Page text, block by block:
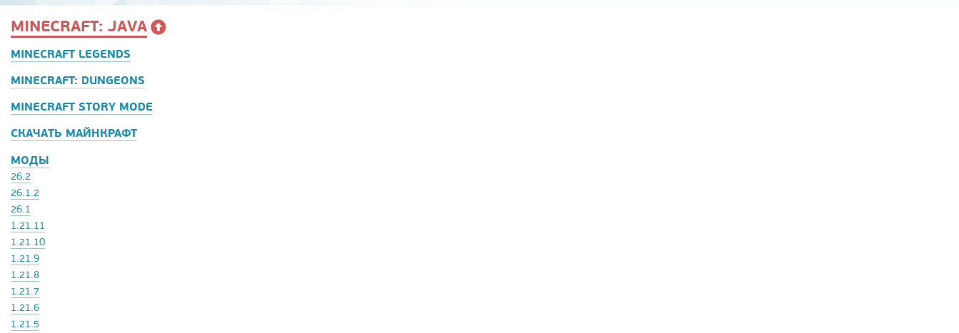
MINECRAFT: JAVA
MINECRAFT LEGENDS
MINECRAFT: DUNGEONS
MINECRAFT STORY MODE
СКАЧАТЬ МАЙНКРАФТ
МОДЫ
26.2
26.1.2
26.1
1.21.11
1.21.10
1.21.9
1.21.8
1.21.7
1.21.6
1.21.5